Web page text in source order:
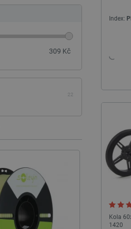
309 Kč
22
NOVINKA
Index:
Kola
1420